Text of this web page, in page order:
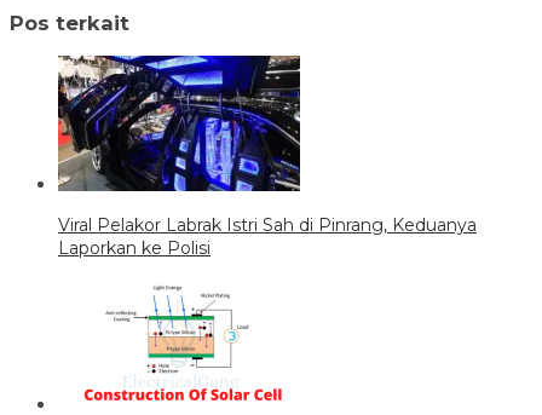
Pos terkait
Viral Pelakor Labrak Istri Sah di Pinrang, Keduanya
Laporkan ke Polisi